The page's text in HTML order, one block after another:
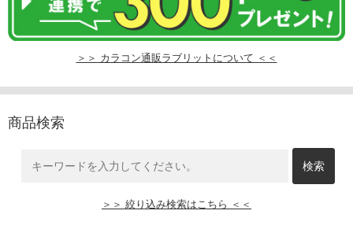
＞＞ カラコン通販ラブリットについて ＜＜
商品検索
＞＞ 絞り込み検索はこちら ＜＜